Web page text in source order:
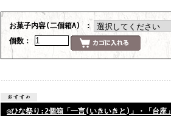
お菓子内容(二個箱A) ：
個数：
◎ひな祭り:2個箱「一言(いきいきと)」・「台座」